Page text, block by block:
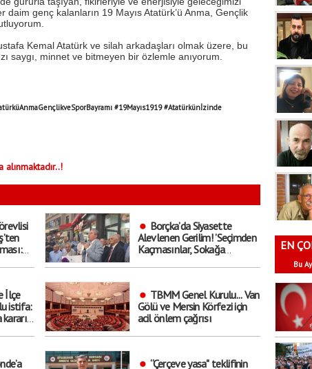
genç kalanların 19 Mayıs Atatürk’ü Anma, Gençlik
Kemal Atatürk ve silah arkadaşları olmak üzere, bu
saygı, minnet ve bitmeyen bir özlemle anıyorum.
#19Mayıs1919 #Atatürkünİzinde
Borçka’da Siyasette
Alevlenen Gerilim! ’Seçimden
Kaçmasınlar, Sokağa
İlçe
istifa:
TBMM Genel Kurulu... Van
Gölü ve Mersin Körfezi için
acil önlem çağrısı
“Çerçeve yasa" teklifinin
EN
Bu Ay